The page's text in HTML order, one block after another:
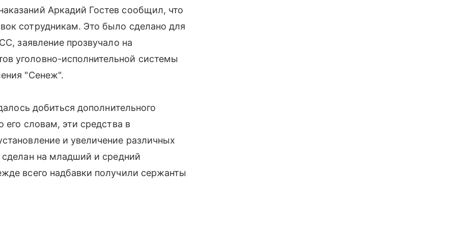
Аркадий Гостев сообщил, что
сотрудникам. Это было сделано для
заявление прозвучало на
уголовно-исполнительной системы
"Сенеж".
добиться дополнительного
словам, эти средства в
и увеличение различных
на младший и средний
всего надбавки получили сержанты